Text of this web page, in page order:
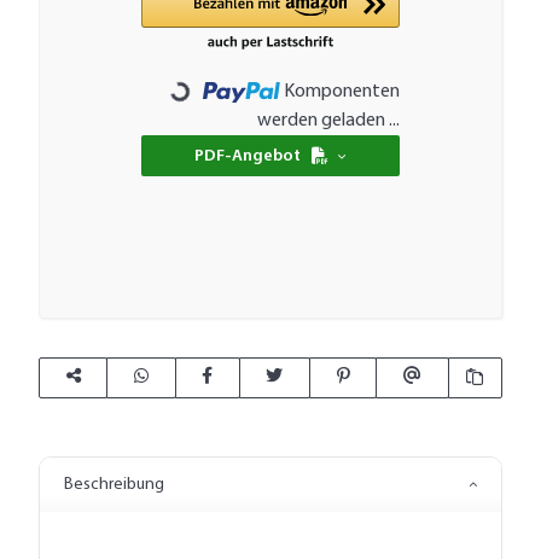
Loading...
Komponenten
werden geladen ...
PDF-Angebot
Beschreibung